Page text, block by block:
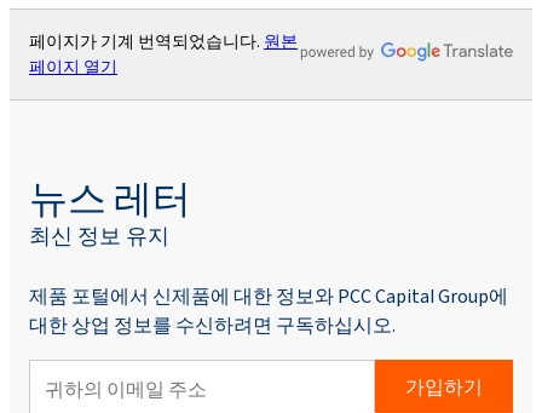
페이지가 기계 번역되었습니다. 원본
페이지 열기
뉴스 레터
최신 정보 유지
제품 포털에서 신제품에 대한 정보와 PCC Capital Group에
대한 상업 정보를 수신하려면 구독하십시오.
가입하기